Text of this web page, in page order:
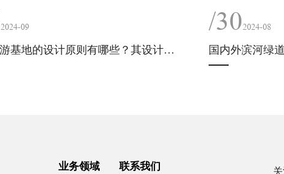
2024-09
工业旅游基地的设计原则有哪些？其设计策略、选址和布局是怎样的？
/302024-08
国内外滨河绿
业务领域 联系我们